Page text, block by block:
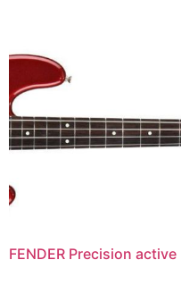
FENDER Precision active